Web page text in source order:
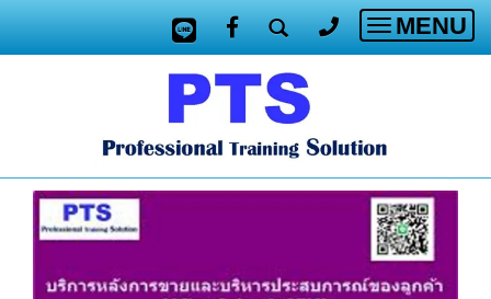
Toggle
MENU